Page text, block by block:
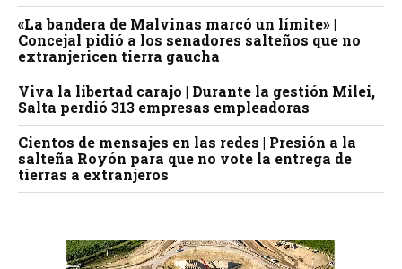
«La bandera de Malvinas marcó un límite» |
Concejal pidió a los senadores salteños que no
extranjericen tierra gaucha
Viva la libertad carajo | Durante la gestión Milei,
Salta perdió 313 empresas empleadoras
Cientos de mensajes en las redes | Presión a la
salteña Royón para que no vote la entrega de
tierras a extranjeros